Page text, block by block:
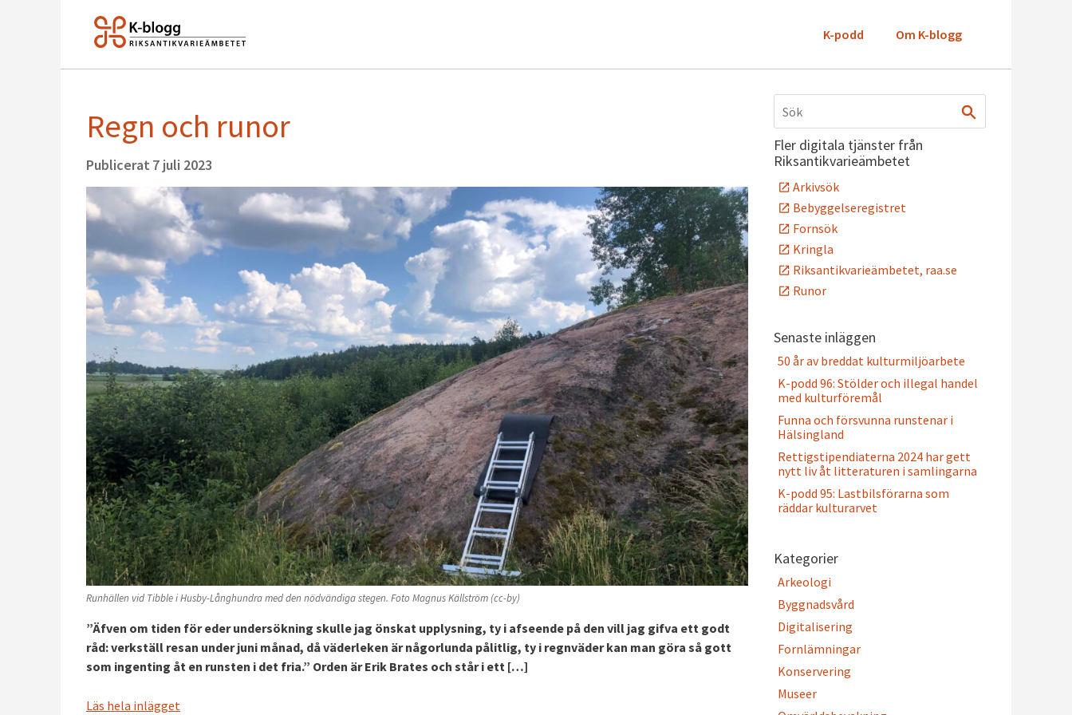
K-podd Om K-blogg
Regn och runor
Publicerat 7 juli 2023
Runhällen vid Tibble i Husby-Långhundra med den nödvändiga stegen. Foto Magnus Källström (cc-by)
”Äfven om tiden för eder undersökning skulle jag önskat upplysning, ty i afseende på den vill jag gifva ett godt
råd: verkställ resan under juni månad, då väderleken är någorlunda pålitlig, ty i regnväder kan man göra så gott
som ingenting åt en runsten i det fria.” Orden är Erik Brates och står i ett […]
Läs hela inlägget
Fler digitala tjänster från
Riksantikvarieämbetet
Arkivsök
Bebyggelseregistret
Fornsök
Kringla
Riksantikvarieämbetet, raa.se
Runor
Senaste inläggen
50 år av breddat kulturmiljöarbete
K-podd 96: Stölder och illegal handel
med kulturföremål
Funna och försvunna runstenar i
Hälsingland
Rettigstipendiaterna 2024 har gett
nytt liv åt litteraturen i samlingarna
K-podd 95: Lastbilsförarna som
räddar kulturarvet
Kategorier
Arkeologi
Byggnadsvård
Digitalisering
Fornlämningar
Konservering
Museer